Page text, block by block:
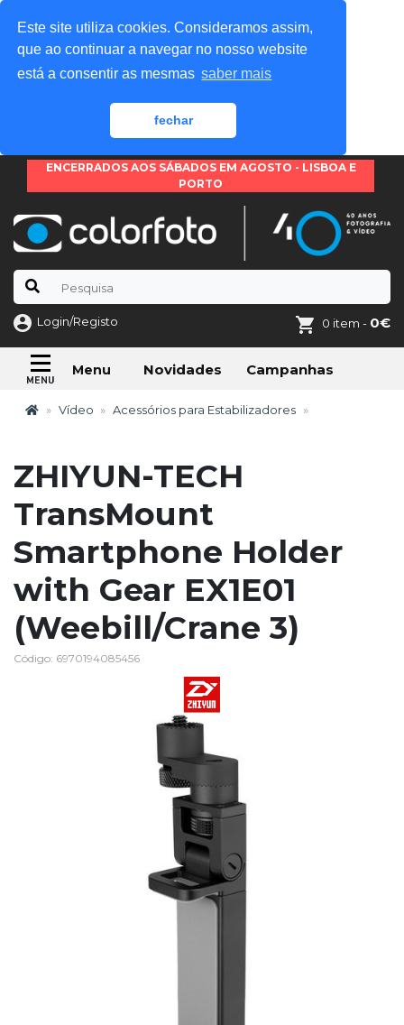
Este site utiliza cookies. Consideramos assim,
que ao continuar a navegar no nosso website
está a consentir as mesmas saber mais
fechar
ENCERRADOS AOS SÁBADOS EM AGOSTO - LISBOA E
PORTO
Login/Registo 0 item - 0€
Menu Novidades Campanhas
Vídeo Acessórios para Estabilizadores
ZHIYUN-TECH
TransMount
Smartphone Holder
with Gear EX1E01
(Weebill/Crane 3)
Código: 6970194085456